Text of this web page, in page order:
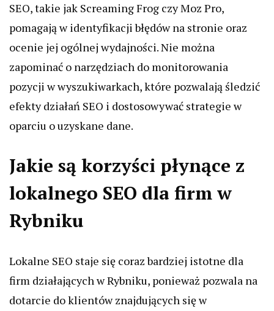
SEO, takie jak Screaming Frog czy Moz Pro,
pomagają w identyfikacji błędów na stronie oraz
ocenie jej ogólnej wydajności. Nie można
zapominać o narzędziach do monitorowania
pozycji w wyszukiwarkach, które pozwalają śledzić
efekty działań SEO i dostosowywać strategie w
oparciu o uzyskane dane.
Jakie są korzyści płynące z
lokalnego SEO dla firm w
Rybniku
Lokalne SEO staje się coraz bardziej istotne dla
firm działających w Rybniku, ponieważ pozwala na
dotarcie do klientów znajdujących się w